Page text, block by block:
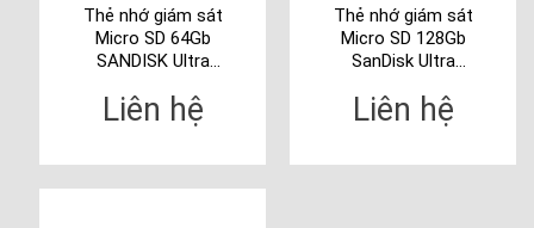
Thẻ nhớ giám sát
Micro SD 64Gb
SANDISK Ultra
GN6MN
Liên hệ
Thẻ nhớ giám sát
Micro SD 128Gb
SanDisk Ultra
GN6MN
Liên hệ